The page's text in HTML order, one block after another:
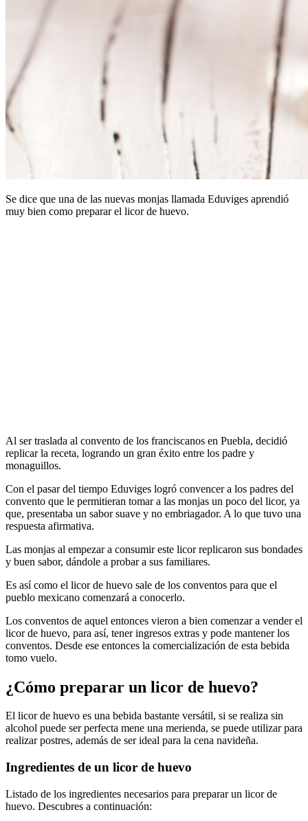
Se dice que una de las nuevas monjas llamada Eduviges aprendió
muy bien como preparar el licor de huevo.
Al ser traslada al convento de los franciscanos en Puebla, decidió
replicar la receta, logrando un gran éxito entre los padre y
monaguillos.
Con el pasar del tiempo Eduviges logró convencer a los padres del
convento que le permitieran tomar a las monjas un poco del licor, ya
que, presentaba un sabor suave y no embriagador. A lo que tuvo una
respuesta afirmativa.
Las monjas al empezar a consumir este licor replicaron sus bondades
y buen sabor, dándole a probar a sus familiares.
Es así como el licor de huevo sale de los conventos para que el
pueblo mexicano comenzará a conocerlo.
Los conventos de aquel entonces vieron a bien comenzar a vender el
licor de huevo, para así, tener ingresos extras y pode mantener los
conventos. Desde ese entonces la comercialización de esta bebida
tomo vuelo.
¿Cómo preparar un licor de huevo?
El licor de huevo es una bebida bastante versátil, si se realiza sin
alcohol puede ser perfecta mene una merienda, se puede utilizar para
realizar postres, además de ser ideal para la cena navideña.
Ingredientes de un licor de huevo
Listado de los ingredientes necesarios para preparar un licor de
huevo. Descubres a continuación: